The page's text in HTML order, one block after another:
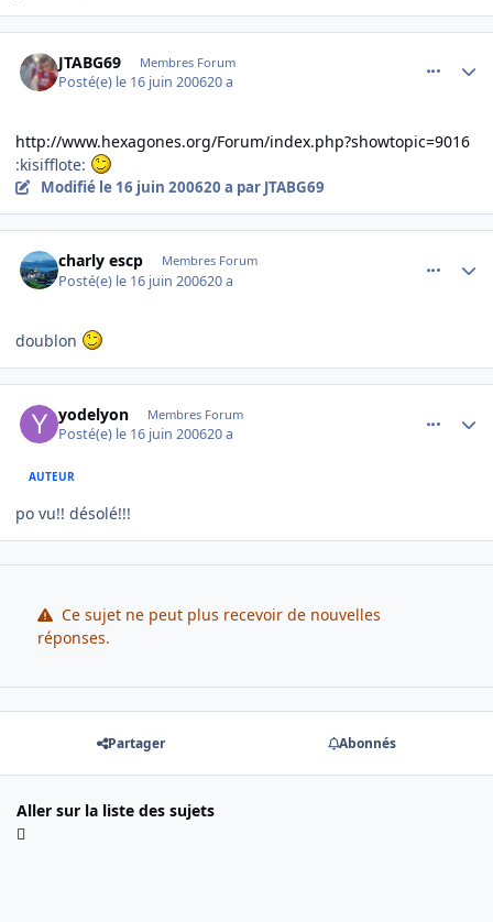
JTABG69 Membres Forum
Posté(e) le 16 juin 200620 a
http://www.hexagones.org/Forum/index.php?showtopic=9016
:kisifflote:
Modifié le 16 juin 200620 a par JTABG69
charly escp Membres Forum
Posté(e) le 16 juin 200620 a
doublon
yodelyon Membres Forum
Posté(e) le 16 juin 200620 a
AUTEUR
po vu!! désolé!!!
Ce sujet ne peut plus recevoir de nouvelles
réponses.
Partager Abonnés
Aller sur la liste des sujets